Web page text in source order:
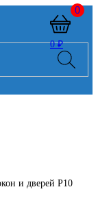
0 ₽
0
и дверей Р10